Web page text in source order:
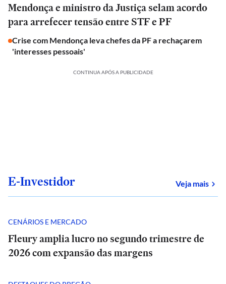
Mendonça e ministro da Justiça selam acordo
para arrefecer tensão entre STF e PF
Crise com Mendonça leva chefes da PF a rechaçarem
'interesses pessoais'
CONTINUA APÓS A PUBLICIDADE
E-Investidor Veja mais
CENÁRIOS E MERCADO
Fleury amplia lucro no segundo trimestre de
2026 com expansão das margens